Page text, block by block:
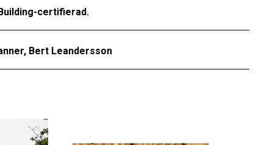
certifierad.
Bert Leandersson